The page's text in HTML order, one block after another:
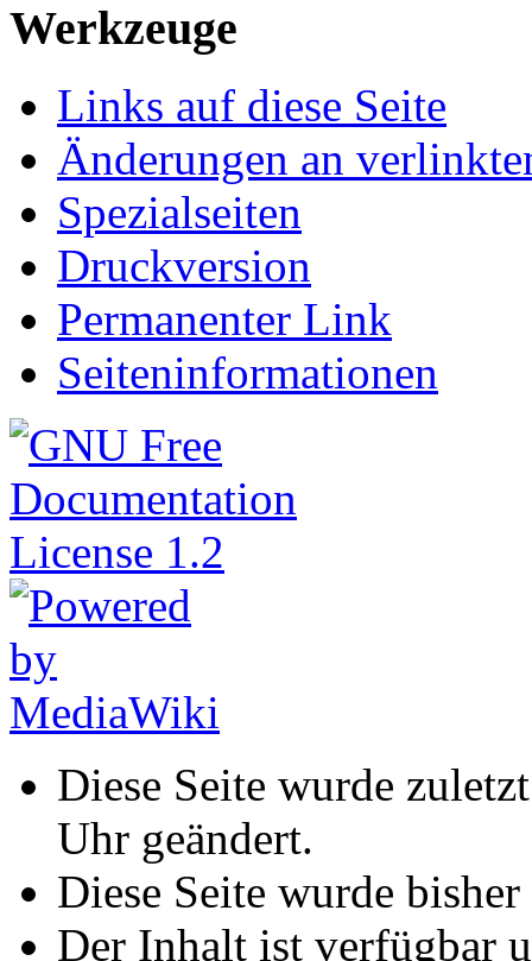
Werkzeuge
Links auf diese Seite
Änderungen an
Spezialseiten
Druckversion
Permanenter Link
Seiteninformationen
Diese Seite wurde
Uhr geändert.
Diese Seite wurde
Der Inhalt ist verfügbar